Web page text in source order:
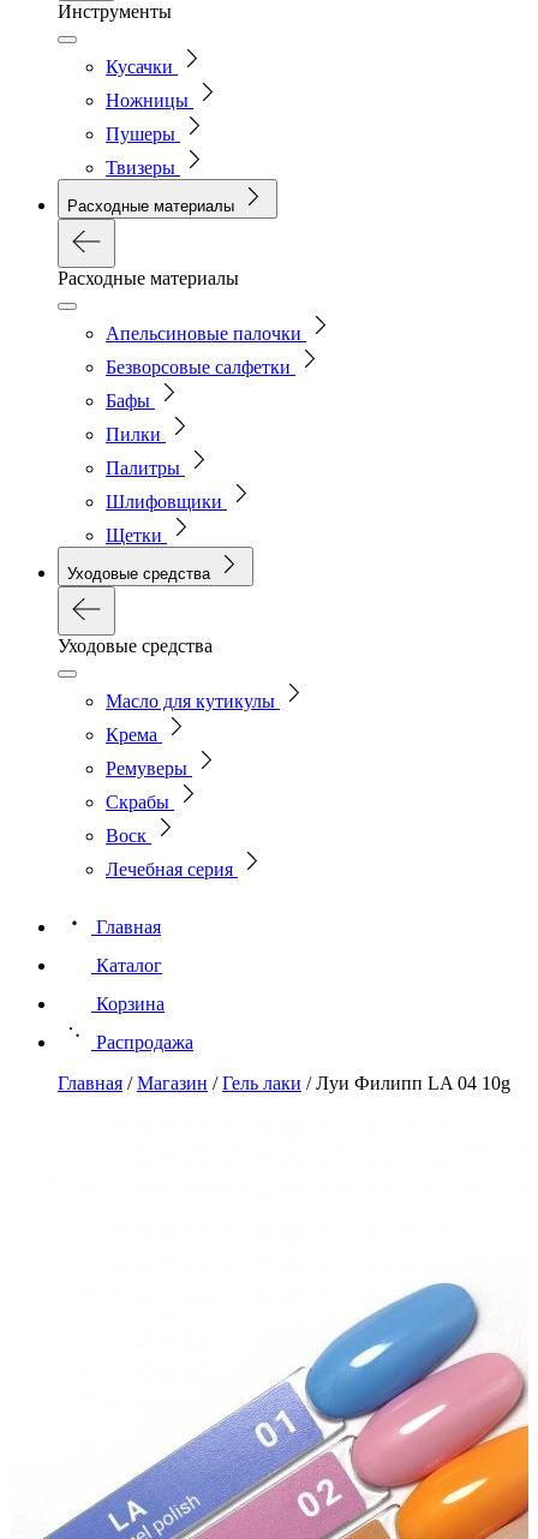
Инструменты
Кусачки
Ножницы
Пушеры
Твизеры
Расходные материалы
Расходные материалы
Апельсиновые палочки
Безворсовые салфетки
Бафы
Пилки
Палитры
Шлифовщики
Щетки
Уходовые средства
Уходовые средства
Масло для кутикулы
Крема
Ремуверы
Скрабы
Воск
Лечебная серия
Главная
Каталог
Корзина
Распродажа
Главная /Магазин /Гель лаки /Луи Филипп LA 04 10g